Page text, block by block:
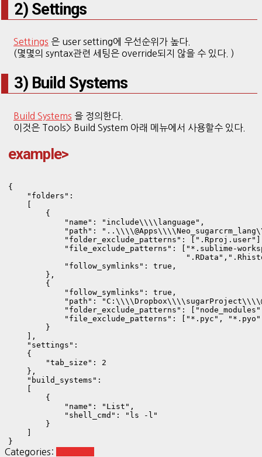
2) Settings
Settings 은 user setting에 우선순위가 높다.
(몇몇의 syntax관련 세팅은 override되지 않을 수 있다. )
3) Build Systems
Build Systems 을 정의한다.
이것은 Tools> Build System 아래 메뉴에서 사용할수 있다.
example>
{
    "folders":
    [
        {
            "name": "include\\\\language",
"path":
"folder_exclude_patterns":
"file_exclude_patterns": ["*.sublime-
            "follow_symlinks": true,
        },
        {
            "follow_symlinks": true,
"path":
"folder_exclude_patterns":
"file_exclude_patterns": ["*.pyc",
        }
    ],
    "settings":
    {
        "tab_size": 2
    },
    "build_systems":
    [
        {
            "name": "List",
            "shell_cmd": "ls -l"
        }
    ]
}
Categories: